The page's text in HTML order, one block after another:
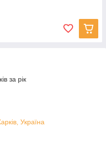
за рік
Україна